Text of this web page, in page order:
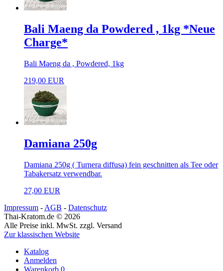
Bali Maeng da Powdered , 1kg *Neue
Charge*
Bali Maeng da , Powdered, 1kg
219,00 EUR
Damiana 250g
Damiana 250g ( Turnera diffusa) fein geschnitten als Tee oder
Tabakersatz verwendbar.
27,00 EUR
Impressum - AGB - Datenschutz
Thai-Kratom.de © 2026
Alle Preise inkl. MwSt. zzgl. Versand
Zur klassischen Website
Katalog
Anmelden
Warenkorb 0